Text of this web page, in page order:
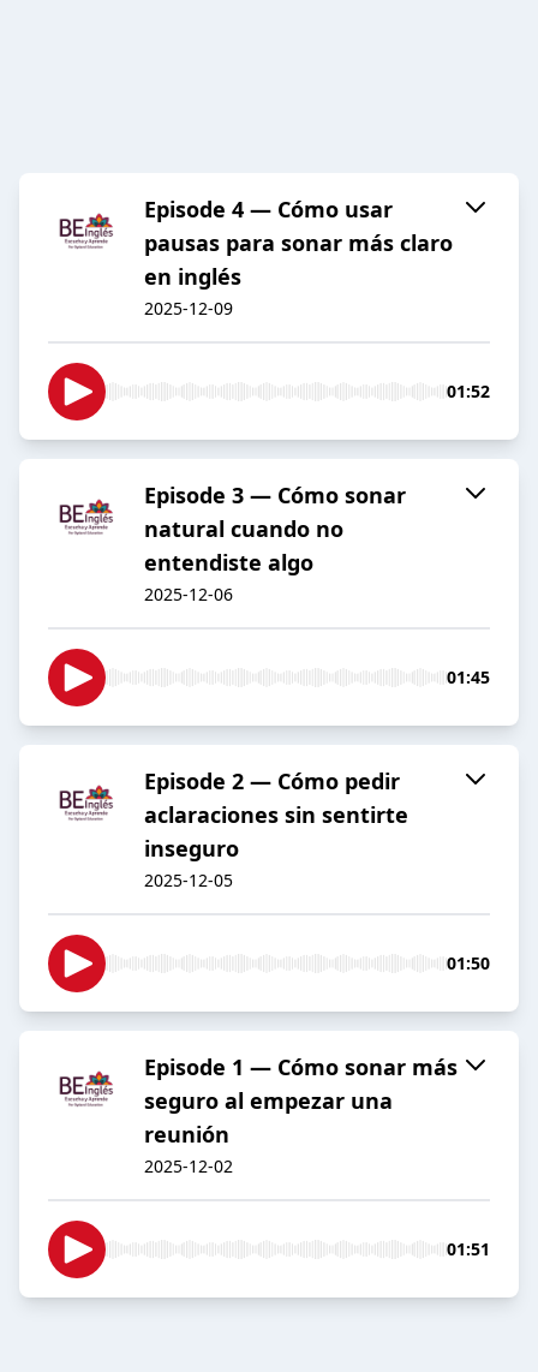
Episode 4 — Cómo usar
pausas para sonar más claro
en inglés
2025-12-09
01:52
Episode 3 — Cómo sonar
natural cuando no
entendiste algo
2025-12-06
01:45
Episode 2 — Cómo pedir
aclaraciones sin sentirte
inseguro
2025-12-05
01:50
Episode 1 — Cómo sonar más
seguro al empezar una
reunión
2025-12-02
01:51